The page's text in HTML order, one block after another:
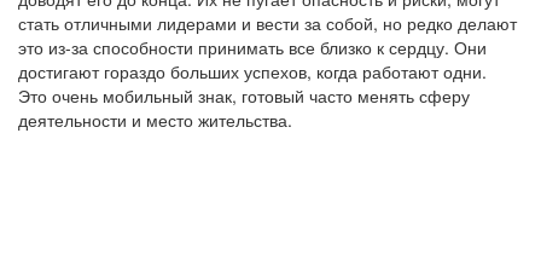
стать отличными лидерами и вести за собой, но редко делают
это из-за способности принимать все близко к сердцу. Они
достигают гораздо больших успехов, когда работают одни.
Это очень мобильный знак, готовый часто менять сферу
деятельности и место жительства.